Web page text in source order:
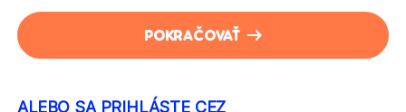
POKRAČOVAŤ
ALEBO SA PRIHLÁSTE CEZ